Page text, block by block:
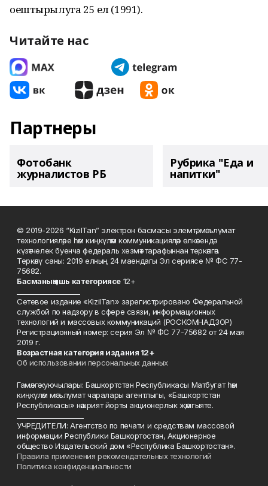
оештырылуга 25 ел (1991).
Читайте нас
Партнеры
Фотобанк
журналистов РБ
Рубрика "Еда и
напитки"
© 2019-2026 “KizilTan” электрон басмасы элемтә, мәгълүмат
технологияләре һәм киңкүләм коммуникацияләр өлкәсендә
күзәтчелек буенча федераль хезмәт тарафыннан теркәлгән.
Теркәлү саны: 2019 елның 24 маендагы Эл сериясе № ФС 77-
75682.
Басманың яшь категориясе12+
Сетевое издание «KizilTan» зарегистрировано Федеральной
службой по надзору в сфере связи, информационных
технологий и массовых коммуникаций (РОСКОМНАДЗОР)
Регистрационный номер: серия Эл № ФС 77-75682 от 24 мая
2019 г.
Возрастная категория издания 12+
Об использовании персональных данных
Гамәлгә куючылары: Башкортстан Республикасы Матбугат һәм
киңкүләм мәгълүмат чаралары агентлыгы, «Башкортстан
Республикасы» нәшрият йорты акционерлык җәмгыяте.
УЧРЕДИТЕЛИ: Агентство по печати и средствам массовой
информации Республики Башкортостан, Акционерное
общество Издательский дом «Республика Башкортостан».
Правила применения рекомендательных технологий
Политика конфиденциальности